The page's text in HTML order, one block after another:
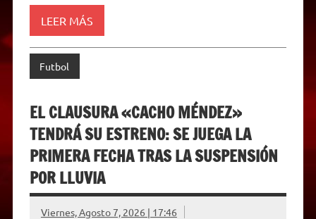
LEER MÁS
Futbol
EL CLAUSURA «CACHO MÉNDEZ»
TENDRÁ SU ESTRENO: SE JUEGA LA
PRIMERA FECHA TRAS LA SUSPENSIÓN
POR LLUVIA
Viernes, Agosto 7, 2026 | 17:46